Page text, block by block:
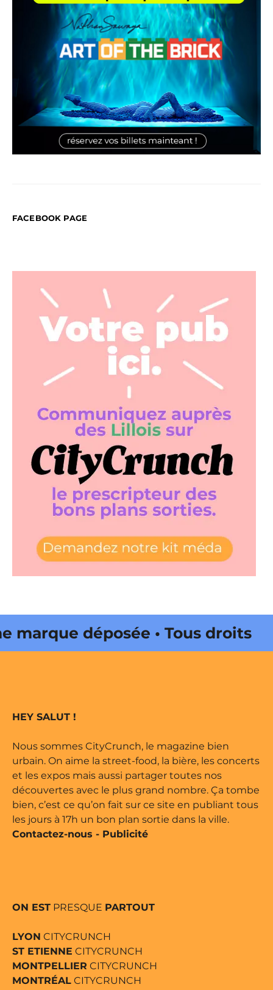
FACEBOOK PAGE
déposée • Tous droits
par Buena Onda Web •
HEY SALUT !
Nous sommes CityCrunch, le magazine bien
urbain. On aime la street-food, la bière, les concerts
et les expos mais aussi partager toutes nos
découvertes avec le plus grand nombre. Ça tombe
bien, c’est ce qu’on fait sur ce site en publiant tous
les jours à 17h un bon plan sortie dans la ville.
Contactez-nous - Publicité
ON EST PRESQUE PARTOUT
LYON CITYCRUNCH
ST ETIENNE CITYCRUNCH
MONTPELLIER CITYCRUNCH
MONTRÉAL CITYCRUNCH